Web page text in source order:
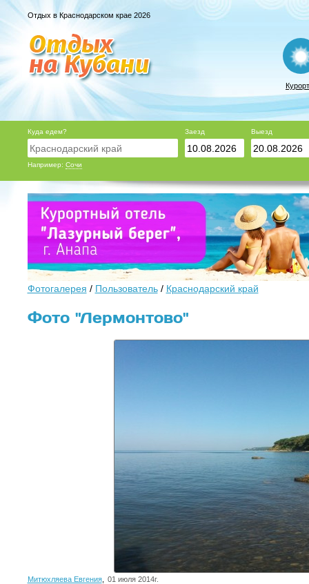
Отдых в Краснодарском крае 2026
Куда едем?
Например: Сочи
Заезд Выезд
Фотогалерея / Пользователь/ Краснодарский край
Фото "Лермонтово"
Митюхляева Евгения, 01 июля 2014г.